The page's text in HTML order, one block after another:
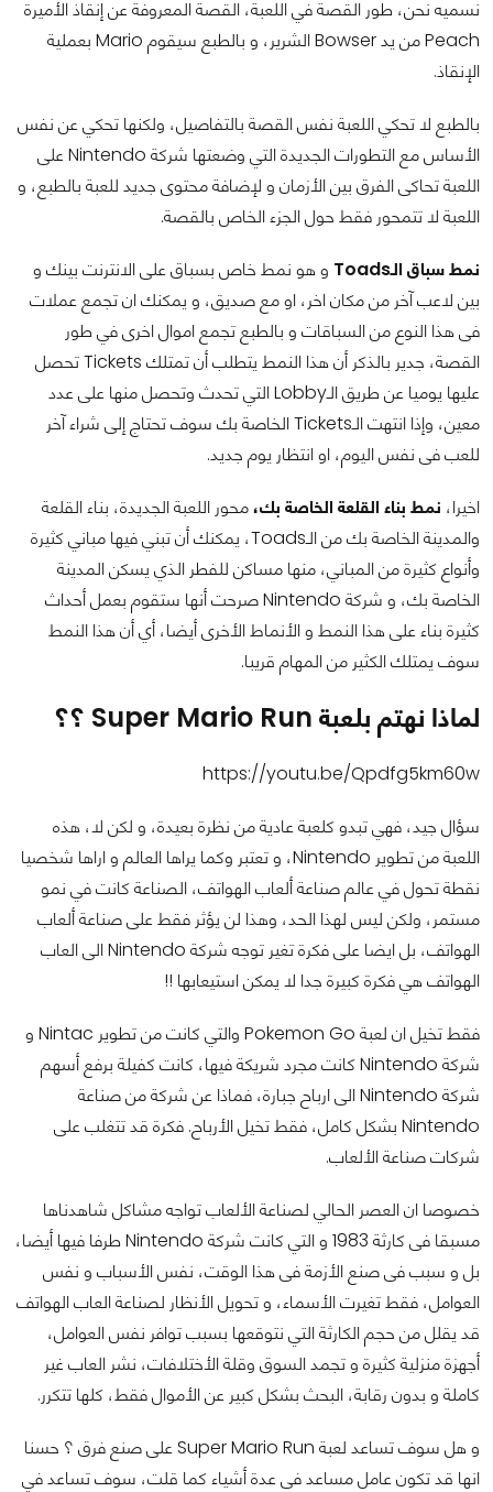
نسميه نحن، طور القصة في اللعبة، القصة المعروفة عن إنقاذ الأميرة
Peach من يد Bowser الشرير، و بالطبع سيقوم Mario بعملية
الإنقاذ.
بالطبع لا تحكي اللعبة نفس القصة بالتفاصيل، ولكنها تحكي عن نفس
الأساس مع التطورات الجديدة التي وضعتها شركة Nintendo على
اللعبة تحاكى الفرق بين الأزمان و لإضافة محتوى جديد للعبة بالطبع، و
اللعبة لا تتمحور فقط حول الجزء الخاص بالقصة.
نمط سباق الـToads
و هو نمط خاص بسباق على الانترنت بينك و
بين لاعب آخر من مكان اخر، او مع صديق، و يمكنك ان تجمع عملات
فى هذا النوع من السباقات و بالطبع تجمع اموال اخرى في طور
القصة، جدير بالذكر أن هذا النمط يتطلب أن تمتلك Tickets تحصل
عليها يوميا عن طريق الـLobby التي تحدث وتحصل منها على عدد
معين، وإذا انتهت الـTickets الخاصة بك سوف تحتاج إلى شراء آخر
للعب فى نفس اليوم، او انتظار يوم جديد.
اخيرا، نمط بناء القلعة الخاصة بك،محور اللعبة الجديدة، بناء القلعة
والمدينة الخاصة بك من الـToads، يمكنك أن تبني فيها مباني كثيرة
وأنواع كثيرة من المباني، منها مساكن للفطر الذي يسكن المدينة
الخاصة بك، و شركة Nintendo صرحت أنها ستقوم بعمل أحداث
كثيرة بناء على هذا النمط و الأنماط الأخرى أيضا، أي أن هذا النمط
سوف يمتلك الكثير من المهام قريبا.
لماذا نهتم بلعبة Super Mario Run ؟؟
https://youtu.be/Qpdfg5km60w
سؤال جيد، فهي تبدو كلعبة عادية من نظرة بعيدة، و لكن لا، هذه
اللعبة من تطوير Nintendo، و تعتبر وكما يراها العالم و اراها شخصيا
نقطة تحول في عالم صناعة ألعاب الهواتف، الصناعة كانت في نمو
مستمر، ولكن ليس لهذا الحد، وهذا لن يؤثر فقط على صناعة ألعاب
الهواتف، بل ايضا على فكرة تغير توجه شركة Nintendo الى العاب
الهواتف هي فكرة كبيرة جدا لا يمكن استيعابها !!
فقط تخيل ان لعبة Pokemon Go والتي كانت من تطوير Nintac و
شركة Nintendo كانت مجرد شريكة فيها، كانت كفيلة برفع أسهم
شركة Nintendo الى ارباح جبارة، فماذا عن شركة من صناعة
Nintendo بشكل كامل، فقط تخيل الأرباح. فكرة قد تتغلب على
شركات صناعة الألعاب.
خصوصا ان العصر الحالي لصناعة الألعاب تواجه مشاكل شاهدناها
مسبقا فى كارثة 1983 و التي كانت شركة Nintendo طرفا فيها أيضا،
بل و سبب فى صنع الأزمة فى هذا الوقت، نفس الأسباب و نفس
العوامل، فقط تغيرت الأسماء، و تحويل الأنظار لصناعة العاب الهواتف
قد يقلل من حجم الكارثة التي نتوقعها بسبب توافر نفس العوامل،
أجهزة منزلية كثيرة و تجمد السوق وقلة الأختلافات، نشر العاب غير
كاملة و بدون رقابة، البحث بشكل كبير عن الأموال فقط، كلها تتكرر.
و هل سوف تساعد لعبة Super Mario Run على صنع فرق ؟ حسنا
انها قد تكون عامل مساعد فى عدة أشياء كما قلت، سوف تساعد في